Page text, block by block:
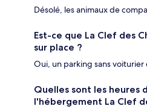
Désolé, les animaux de
Est-ce que La Clef des
sur place ?
Oui, un parking sans
Quelles sont les
l'hébergement La Clef